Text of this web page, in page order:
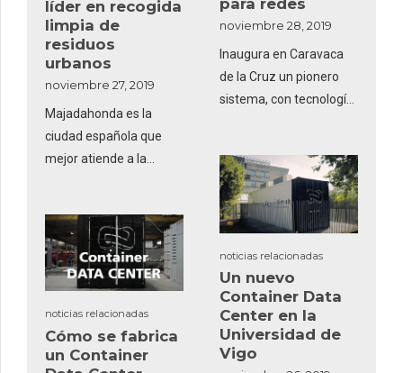
that threaten solar
business models.
para redes
noviembre 28, 2019
Inaugura en Caravaca
de la Cruz un pionero
sistema, con tecnología
de electricidad durante
cinco horas en caso de
interrupción
líder en recogida
limpia de
residuos
urbanos
noviembre 27, 2019
Majadahonda es la
ciudad española que
mejor atiende a la
un ranking elaborado
por Envac Iberia y en el
que figuran las 24
ciudades que cuentan
con sistemas
neumáticos para el
transportes de
noticias relacionadas
Un nuevo
Container Data
Center en la
Universidad de
Vigo
noticias relacionadas
Cómo se fabrica
un Container